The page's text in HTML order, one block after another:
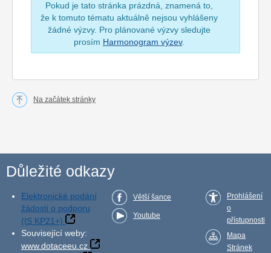
Pokud je tato stránka prázdná, znamená to,
že k tomuto tématu aktuálně nejsou vyhlášeny
žádné výzvy. Pro plánované výzvy sledujte
prosím Harmonogram výzev.
Na začátek stránky
Důležité odkazy
Elektronické podání
žádosti o podporu
(IS KP21+)
Související weby:
www.dotaceeu.cz
Větší šance
Youtube
Prohlášení
o
přístupnosti
Mapa
Stránek